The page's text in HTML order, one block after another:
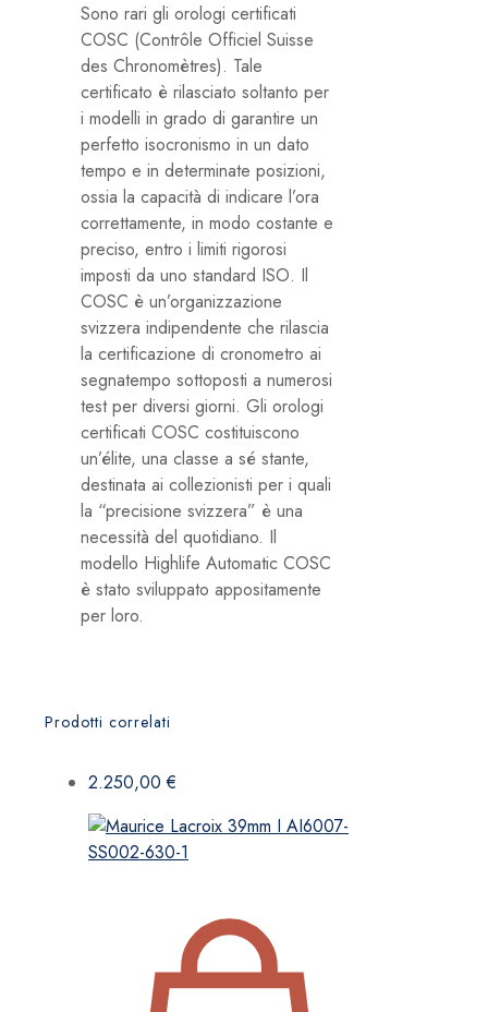
Sono rari gli orologi certificati
COSC (Contrôle Officiel Suisse
des Chronomètres). Tale
certificato è rilasciato soltanto per
i modelli in grado di garantire un
perfetto isocronismo in un dato
tempo e in determinate posizioni,
ossia la capacità di indicare l’ora
correttamente, in modo costante e
preciso, entro i limiti rigorosi
imposti da uno standard ISO. Il
COSC è un’organizzazione
svizzera indipendente che rilascia
la certificazione di cronometro ai
segnatempo sottoposti a numerosi
test per diversi giorni. Gli orologi
certificati COSC costituiscono
un’élite, una classe a sé stante,
destinata ai collezionisti per i quali
la “precisione svizzera” è una
necessità del quotidiano. Il
modello Highlife Automatic COSC
è stato sviluppato appositamente
per loro.
Prodotti correlati
2.250,00€